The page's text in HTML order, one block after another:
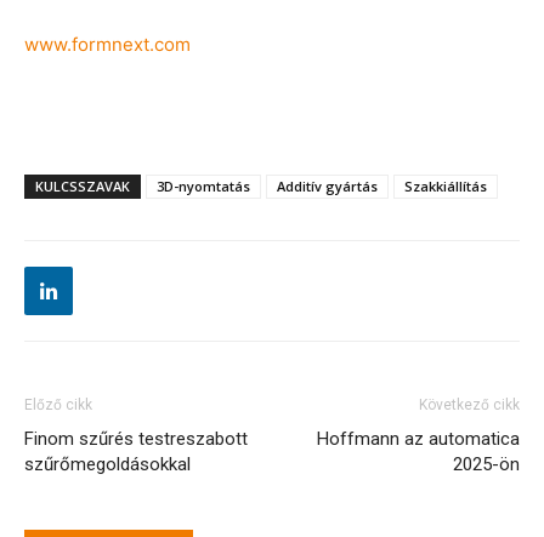
www.formnext.com
KULCSSZAVAK 3D-nyomtatás Additív gyártás Szakkiállítás
Előző cikk
Finom szűrés testreszabott
szűrőmegoldásokkal
Következő cikk
Hoffmann az automatica
2025-ön